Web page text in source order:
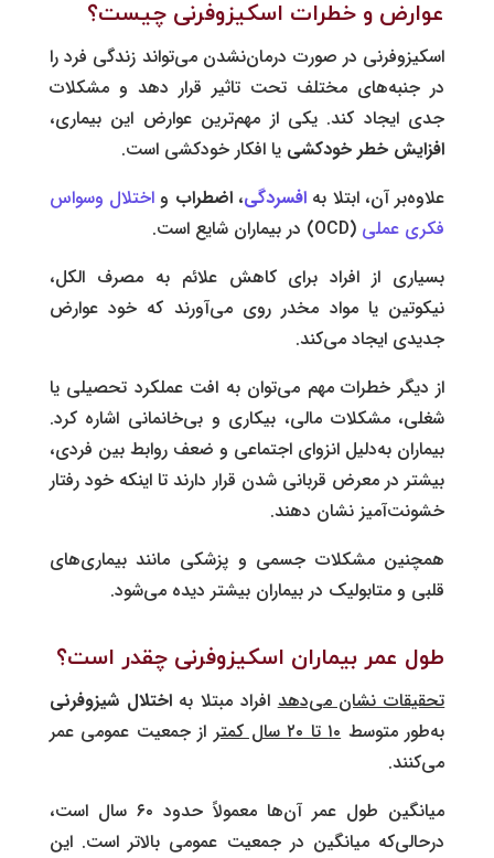
عوارض و خطرات اسکیزوفرنی چیست؟
اسکیزوفرنی در صورت درمان‌نشدن می‌تواند زندگی فرد را
در جنبه‌های مختلف تحت تاثیر قرار دهد و مشکلات
جدی ایجاد کند. یکی از مهم‌ترین عوارض این بیماری،
افزایش خطر خودکشی یا افکار خودکشی است.
علاوه‌بر آن، ابتلا به افسردگی،اضطراب و اختلال وسواس
فکری عملی (OCD) در بیماران شایع است.
بسیاری از افراد برای کاهش علائم به مصرف الکل،
نیکوتین یا مواد مخدر روی می‌آورند که خود عوارض
جدیدی ایجاد می‌کند.
از دیگر خطرات مهم می‌توان به افت عملکرد تحصیلی یا
شغلی، مشکلات مالی، بیکاری و بی‌خانمانی اشاره کرد.
بیماران به‌دلیل انزوای اجتماعی و ضعف روابط بین ‌فردی،
بیشتر در معرض قربانی ‌شدن قرار دارند تا اینکه خود رفتار
خشونت‌آمیز نشان دهند.
همچنین مشکلات جسمی و پزشکی مانند بیماری‌های
قلبی و متابولیک در بیماران بیشتر دیده می‌شود.
طول عمر بیماران اسکیزوفرنی چقدر است؟
تحقیقات نشان می‌دهدافراد مبتلا بهاختلال شیزوفرنی
به‌طور متوسط۱۰ تا ۲۰ سال کمتر
از جمعیت عمومی عمر
می‌کنند.
میانگین طول عمر آن‌ها معمولاً حدود ۶۰ سال است،
درحالی‌‌که میانگین در جمعیت عمومی بالاتر است. این